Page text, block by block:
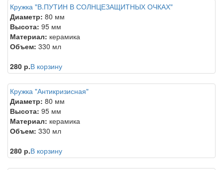
Кружка "В.ПУТИН В СОЛНЦЕЗАЩИТНЫХ ОЧКАХ"
Диаметр: 80 мм
Высота: 95 мм
Материал: керамика
Объем: 330 мл
280 р.В корзину
Кружка "Антикризисная"
Диаметр: 80 мм
Высота: 95 мм
Материал: керамика
Объем: 330 мл
280 р.В корзину